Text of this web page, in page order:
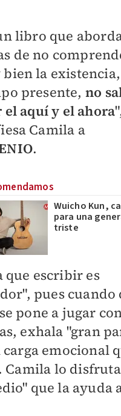
libro que
de no
la
presente, no
aquí y el ahora
Camila a
.
Wuicho Kun,
para una
triste
escribir es
pues cuando
pone a jugar
exhala "gran
emocional
Camila lo
que la ayuda